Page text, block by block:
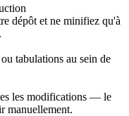
dépôt et ne minifiez qu'à
tabulations au sein de
les modifications — le
manuellement.